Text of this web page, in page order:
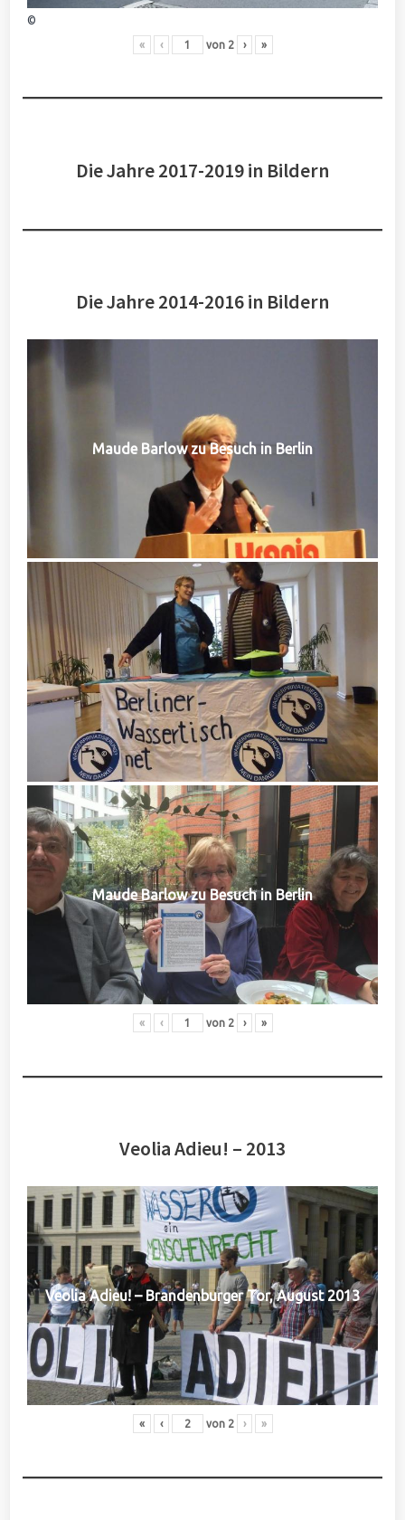
©
« ‹ von 2 › »
Die Jahre 2017-2019 in Bildern
Die Jahre 2014-2016 in Bildern
Maude Barlow zu Besuch in Berlin
Maude Barlow zu Besuch in Berlin
« ‹ von 2 › »
Veolia Adieu! – 2013
Veolia Adieu! – Brandenburger Tor, August 2013
« ‹ von 2 › »